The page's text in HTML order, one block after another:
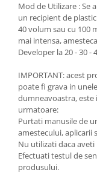
Mod de Utilizare : Se
un recipient de
40 volum sau cu 100
mai intensa,
Developer la 20 - 30 -
IMPORTANT: acest
poate fi grava in
dumneavoastra,
urmatoare:
Purtati manusile de
amestecului, aplicarii
Nu utilizati daca
Efectuati testul de
produsului.